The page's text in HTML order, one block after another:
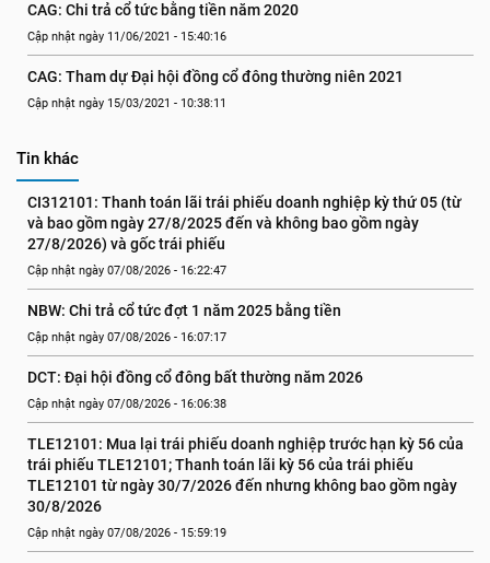
CAG: Chi trả cổ tức bằng tiền năm 2020
Cập nhật ngày 11/06/2021 - 15:40:16
CAG: Tham dự Đại hội đồng cổ đông thường niên 2021
Cập nhật ngày 15/03/2021 - 10:38:11
Tin khác
CI312101: Thanh toán lãi trái phiếu doanh nghiệp kỳ thứ 05 (từ
và bao gồm ngày 27/8/2025 đến và không bao gồm ngày
27/8/2026) và gốc trái phiếu
Cập nhật ngày 07/08/2026 - 16:22:47
NBW: Chi trả cổ tức đợt 1 năm 2025 bằng tiền
Cập nhật ngày 07/08/2026 - 16:07:17
DCT: Đại hội đồng cổ đông bất thường năm 2026
Cập nhật ngày 07/08/2026 - 16:06:38
TLE12101: Mua lại trái phiếu doanh nghiệp trước hạn kỳ 56 của
trái phiếu TLE12101; Thanh toán lãi kỳ 56 của trái phiếu
TLE12101 từ ngày 30/7/2026 đến nhưng không bao gồm ngày
30/8/2026
Cập nhật ngày 07/08/2026 - 15:59:19